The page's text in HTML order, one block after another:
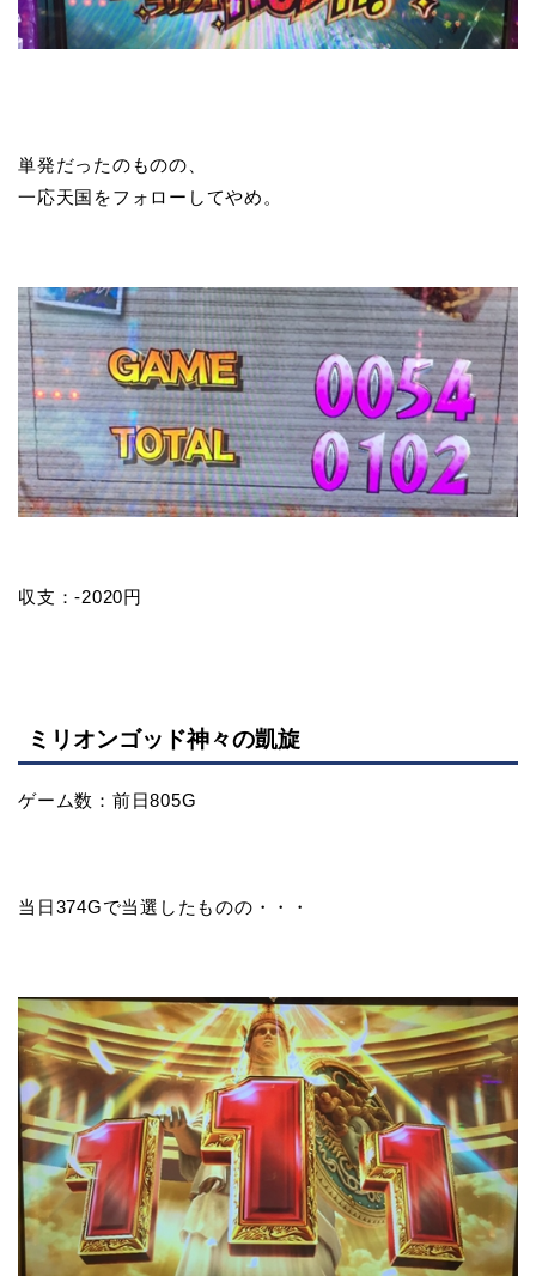
単発だったのものの、
一応天国をフォローしてやめ。
収支：-2020円
ミリオンゴッド神々の凱旋
ゲーム数：前日805G
当日374Gで当選したものの・・・